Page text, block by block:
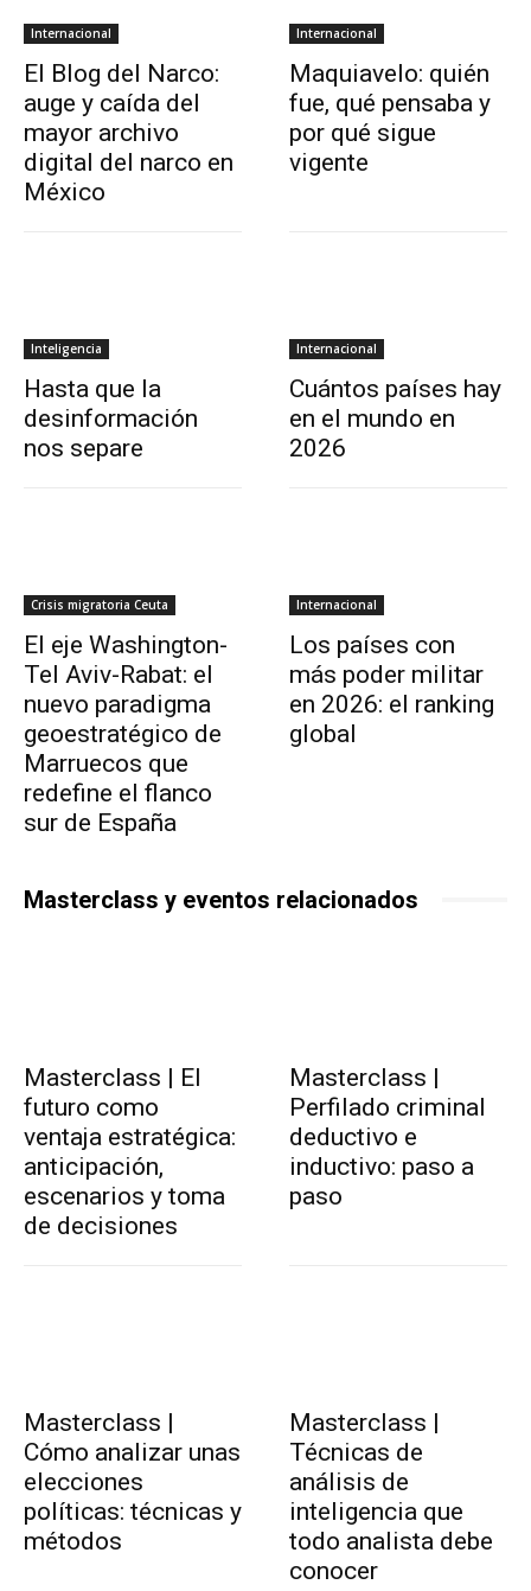
Internacional
El Blog del Narco:
auge y caída del
mayor archivo
digital del narco en
México
Internacional
Maquiavelo: quién
fue, qué pensaba y
por qué sigue
vigente
Inteligencia
Hasta que la
desinformación
nos separe
Internacional
Cuántos países hay
en el mundo en
2026
Crisis migratoria Ceuta
El eje Washington-
Tel Aviv-Rabat: el
nuevo paradigma
geoestratégico de
Marruecos que
redefine el flanco
sur de España
Internacional
Los países con
más poder militar
en 2026: el ranking
global
Masterclass y eventos relacionados
Masterclass | El
futuro como
ventaja estratégica:
anticipación,
escenarios y toma
de decisiones
Masterclass |
Perfilado criminal
deductivo e
inductivo: paso a
paso
Masterclass |
Cómo analizar unas
elecciones
políticas: técnicas y
métodos
Masterclass |
Técnicas de
análisis de
inteligencia que
todo analista debe
conocer